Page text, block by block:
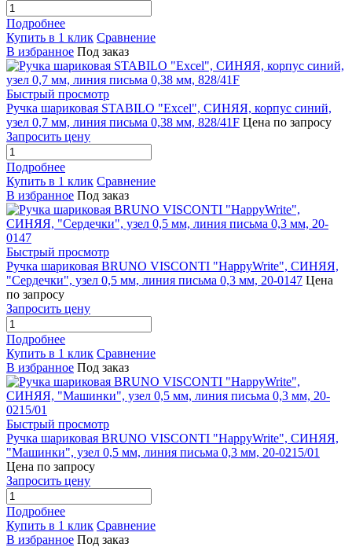
Подробнее
Купить в 1 клик Сравнение
В избранное Под заказ
Быстрый просмотр
Ручка шариковая STABILO "Excel", СИНЯЯ, корпус синий,
узел 0,7 мм, линия письма 0,38 мм, 828/41F Цена по запросу
Запросить цену
Подробнее
Купить в 1 клик Сравнение
В избранное Под заказ
Быстрый просмотр
Ручка шариковая BRUNO VISCONTI "HappyWrite", СИНЯЯ,
"Сердечки", узел 0,5 мм, линия письма 0,3 мм, 20-0147 Цена
по запросу
Запросить цену
Подробнее
Купить в 1 клик Сравнение
В избранное Под заказ
Быстрый просмотр
Ручка шариковая BRUNO VISCONTI "HappyWrite", СИНЯЯ,
"Машинки", узел 0,5 мм, линия письма 0,3 мм, 20-0215/01
Цена по запросу
Запросить цену
Подробнее
Купить в 1 клик Сравнение
В избранное Под заказ